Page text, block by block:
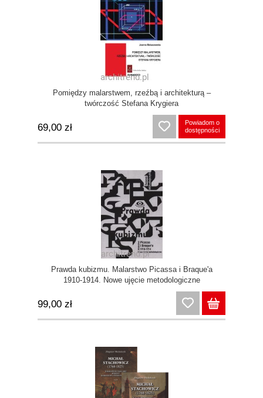
Pomiędzy malarstwem, rzeźbą i architekturą –
twórczość Stefana Krygiera
69,00 zł
Powiadom o
dostępności
Prawda kubizmu. Malarstwo Picassa i Braque'a
1910-1914. Nowe ujęcie metodologiczne
99,00 zł